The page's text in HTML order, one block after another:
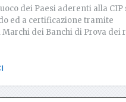
dei Paesi aderenti alla CIP
ed a certificazione tramite
dei Banchi di Prova dei